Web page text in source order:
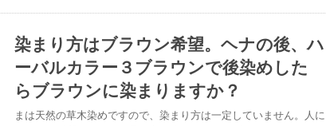
染まり方はブラウン希望。ヘナの後、ハ
ーバルカラー３ブラウンで後染めした
らブラウンに染まりますか？
まは天然の草木染めですので、染まり方は一定していません。人に